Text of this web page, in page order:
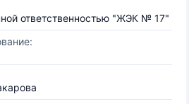
ответственностью "ЖЭК № 17"